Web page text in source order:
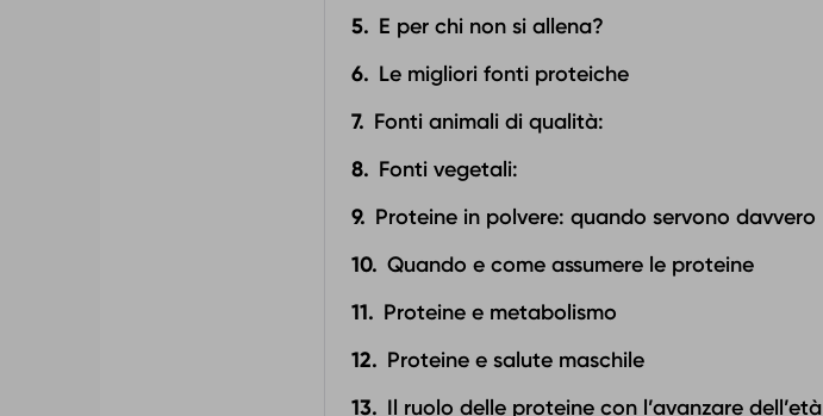
E per chi non si allena?
Le migliori fonti proteiche
Fonti animali di qualità:
Fonti vegetali:
Proteine in polvere: quando servono davvero
Quando e come assumere le proteine
Proteine e metabolismo
Proteine e salute maschile
Il ruolo delle proteine con l’avanzare dell’età